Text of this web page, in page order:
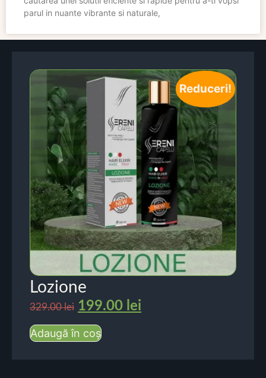
parul in nuante vibrante si naturale,
Reduceri!
Lozione
329.00lei 199.00 lei
Adaugă în coș